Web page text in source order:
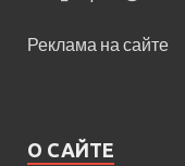
Реклама на сайте
О САЙТЕ